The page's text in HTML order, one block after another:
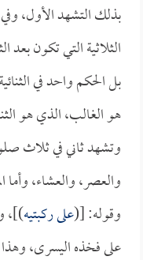
بذلك التشهد الأول، وفي
الثلاثية التي تكون
بل الحكم واحد في
هو الغالب، الذي هو
وتشهد ثاني في ثلاث
والعصر، والعشاء،
وقوله: [(على ركبتيه)]،
على فخذه اليسرى، وهذا